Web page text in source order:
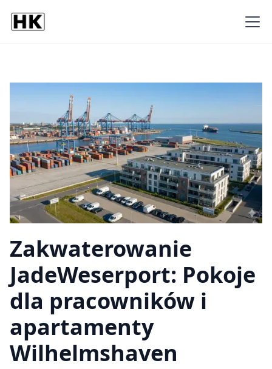
Zakwaterowanie
JadeWeserport: Pokoje
dla pracowników i
apartamenty
Wilhelmshaven